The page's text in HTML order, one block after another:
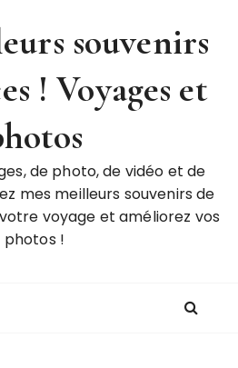
souvenirs
! Voyages et
de photo, de vidéo et de
mes meilleurs souvenirs de
voyage et améliorez vos
photos !